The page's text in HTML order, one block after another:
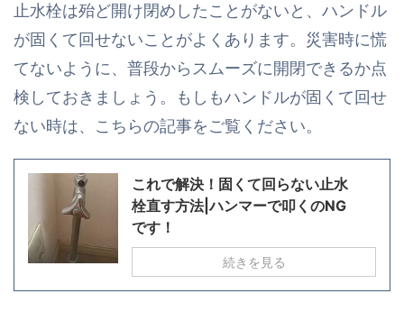
止水栓は殆ど開け閉めしたことがないと、ハンドル
が固くて回せないことがよくあります。災害時に慌
てないように、普段からスムーズに開閉できるか点
検しておきましょう。もしもハンドルが固くて回せ
ない時は、こちらの記事をご覧ください。
これで解決！固くて回らない止水
栓直す方法|ハンマーで叩くのNG
です！
続きを見る